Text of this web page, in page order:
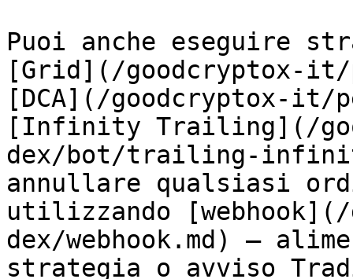
Puoi anche eseguire
[Grid](/goodcryptox-
[DCA](/goodcryptox-it/
[Infinity Trailing](/
dex/bot/trailing-
annullare qualsiasi
utilizzando
dex/webhook.md) —